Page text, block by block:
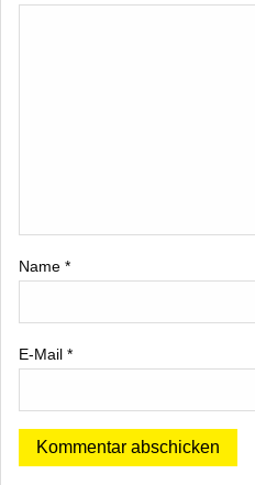
Name *
E-Mail *